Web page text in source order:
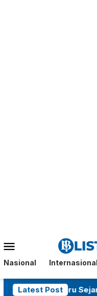
Mobile
Nasional Internasional
Latest Post
Guru Sejarah SMAN